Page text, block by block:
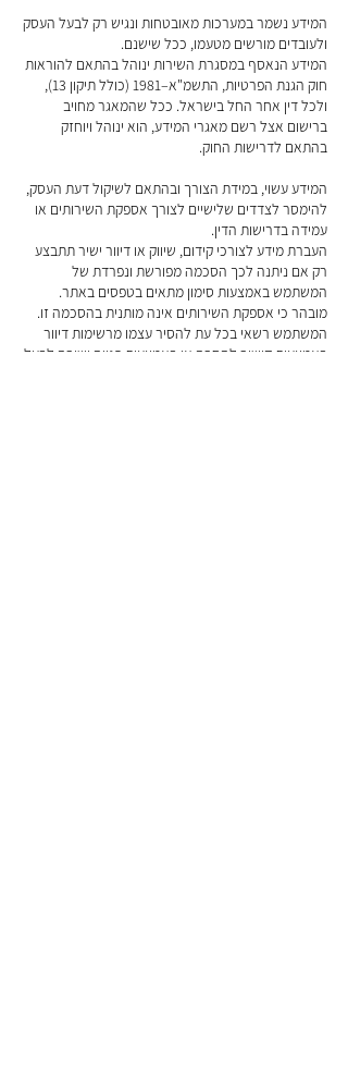
המידע נשמר במערכות מאובטחות ונגיש רק לבעל העסק
ולעובדים מורשים מטעמו, ככל שישנם.
המידע הנאסף במסגרת השירות ינוהל בהתאם להוראות
חוק הגנת הפרטיות, התשמ"א–1981 (כולל תיקון 13),
ולכל דין אחר החל בישראל. ככל שהמאגר מחויב
ברישום אצל רשם מאגרי המידע, הוא ינוהל ויוחזק
בהתאם לדרישות החוק.
המידע עשוי, במידת הצורך ובהתאם לשיקול דעת העסק,
להימסר לצדדים שלישיים לצורך אספקת השירותים או
עמידה בדרישות הדין.
העברת מידע לצורכי קידום, שיווק או דיוור ישיר תתבצע
רק אם ניתנה לכך הסכמה מפורשת ונפרדת של
המשתמש באמצעות סימון מתאים בטפסים באתר.
מובהר כי אספקת השירותים אינה מותנית בהסכמה זו.
המשתמש רשאי בכל עת להסיר עצמו מרשימות דיוור
באמצעות קישור להסרה או באמצעות פנייה ישירה לבעל